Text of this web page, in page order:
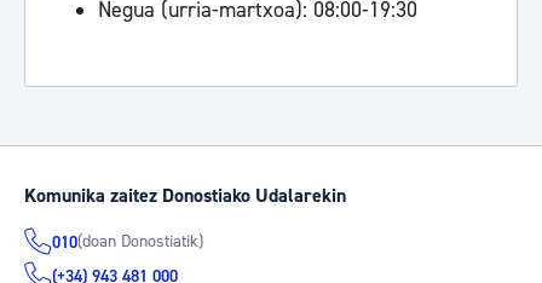
Negua (urria-martxoa): 08:00-19:30
Komunika zaitez Donostiako Udalarekin
010(doan Donostiatik)
(+34) 943 481 000